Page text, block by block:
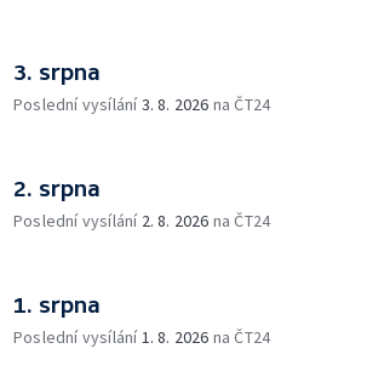
3. srpna
Poslední vysílání3. 8. 2026 na ČT24
2. srpna
Poslední vysílání 2. 8. 2026 na ČT24
1. srpna
Poslední vysílání1. 8. 2026 na ČT24